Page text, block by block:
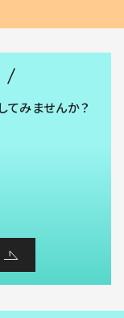
てみませんか？